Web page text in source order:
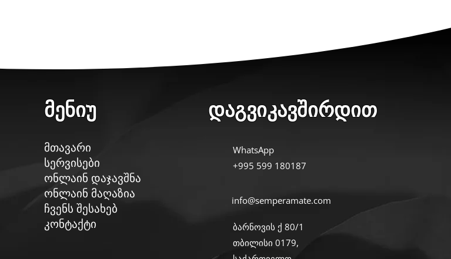
მენიუ
მთავარი
სერვისები
ონლაინ დაჯავშნა
ონლაინ მაღაზია
ჩვენს შესახებ
კონტაქტი
დაგვიკავშირდით
WhatsApp
+995 599 180187
info@semperamate.com
ბარნოვის ქ 80/1
თბილისი 0179,